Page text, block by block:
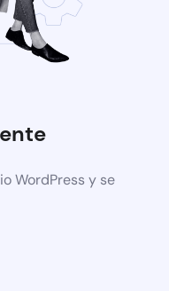
WordPress y se